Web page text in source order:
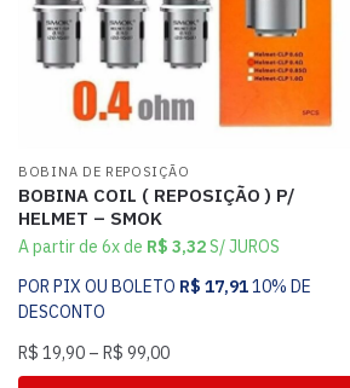
BOBINA DE REPOSIÇÃO
BOBINA COIL ( REPOSIÇÃO ) P/
HELMET – SMOK
A partir de 6x de R$ 3,32S/ JUROS
POR PIX OU BOLETO R$ 17,9110% DE
DESCONTO
R$ 19,90 – R$ 99,00